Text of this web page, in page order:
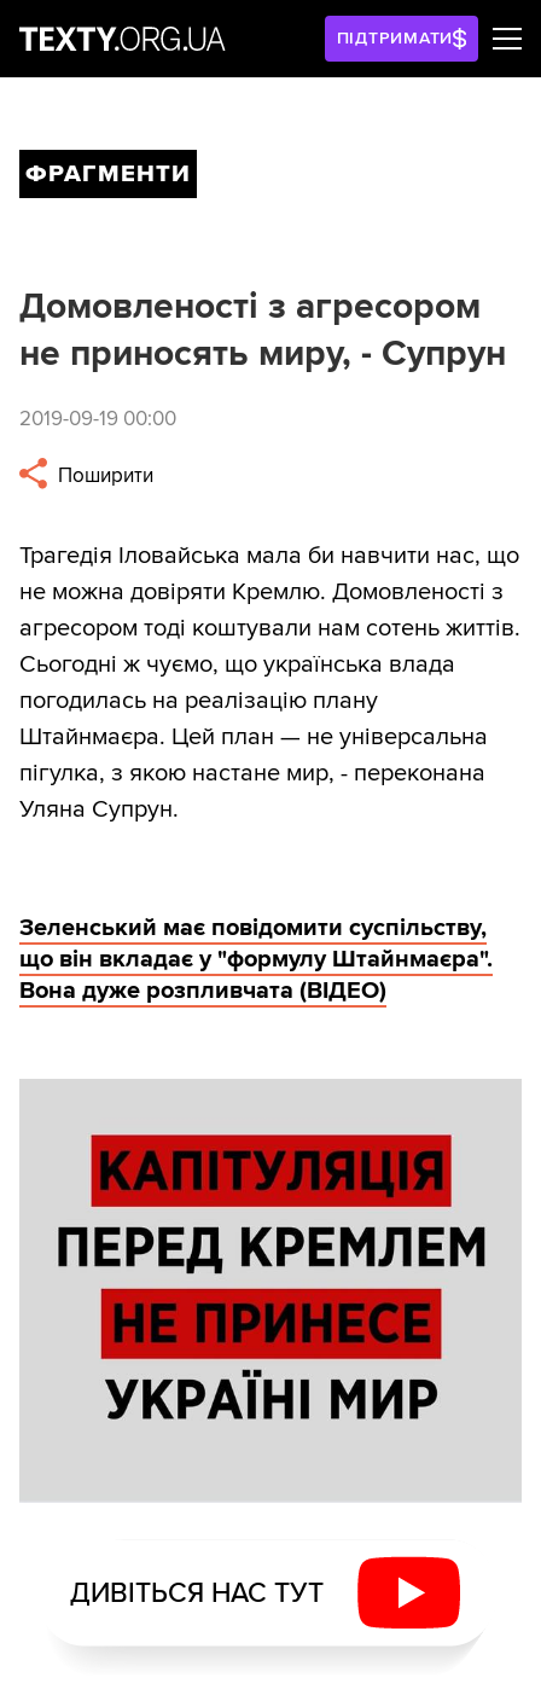
ПІДТРИМАТИ
ФРАГМЕНТИ
Домовленості з агресором
не приносять миру, - Супрун
2019-09-19 00:00
Поширити
Трагедія Іловайська мала би навчити нас, що
не можна довіряти Кремлю. Домовленості з
агресором тоді коштували нам сотень життів.
Сьогодні ж чуємо, що українська влада
погодилась на реалізацію плану
Штайнмаєра. Цей план — не універсальна
пігулка, з якою настане мир, - переконана
Уляна Супрун.
Зеленський має повідомити суспільству,
що він вкладає у "формулу Штайнмаєра".
Вона дуже розпливчата (ВІДЕО)
ДИВІТЬСЯ НАС ТУТ